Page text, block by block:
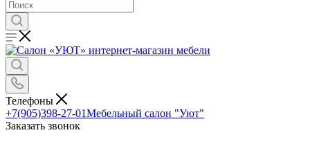
Телефоны
+7(905)398-27-01Мебельный салон "Уют"
Заказать звонок